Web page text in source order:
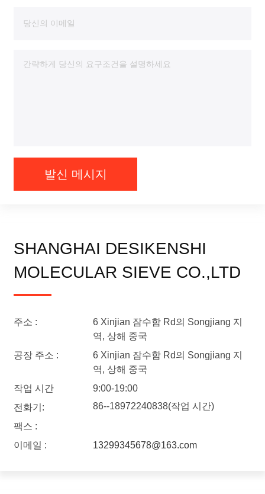
발신 메시지
SHANGHAI DESIKENSHI
MOLECULAR SIEVE CO.,LTD
주소 :
6 Xinjian 잠수함 Rd의 Songjiang 지
역, 상해 중국
공장 주소 :
6 Xinjian 잠수함 Rd의 Songjiang 지
역, 상해 중국
작업 시간
9:00-19:00
전화기:
86--18972240838(작업 시간)
팩스 :
이메일 :
13299345678@163.com